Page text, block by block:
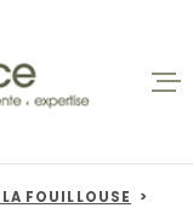
ACCUEIL
VENTES
FOUILLOUSE